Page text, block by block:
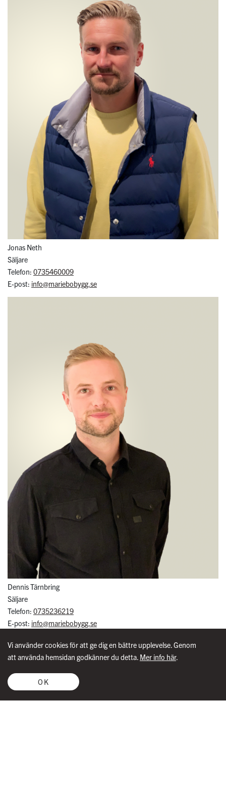
Jonas Neth
Säljare
Telefon: 0735460009
E-post: info@mariebobygg.se
Dennis Tärnbring
Säljare
Telefon: 0735236219
E-post: info@mariebobygg.se
Vi använder cookies för att ge dig en bättre upplevelse. Genom
att använda hemsidan godkänner du detta. Mer info här.
OK